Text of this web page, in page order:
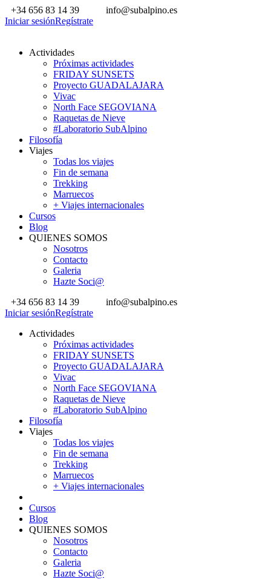
+34 656 83 14 39
info@subalpino.es
Iniciar sesiónRegístrate
Actividades
Próximas actividades
FRIDAY SUNSETS
Proyecto GUADALAJARA
Vivac
North Face SEGOVIANA
Raquetas de Nieve
#Laboratorio SubAlpino
Filosofía
Viajes
Todas los viajes
Fin de semana
Trekking
Marruecos
+ Viajes internacionales
Cursos
Blog
QUIENES SOMOS
Nosotros
Contacto
Galeria
Hazte Soci@
+34 656 83 14 39
info@subalpino.es
Iniciar sesiónRegístrate
Actividades
Próximas actividades
FRIDAY SUNSETS
Proyecto GUADALAJARA
Vivac
North Face SEGOVIANA
Raquetas de Nieve
#Laboratorio SubAlpino
Filosofía
Viajes
Todas los viajes
Fin de semana
Trekking
Marruecos
+ Viajes internacionales
Cursos
Blog
QUIENES SOMOS
Nosotros
Contacto
Galeria
Hazte Soci@